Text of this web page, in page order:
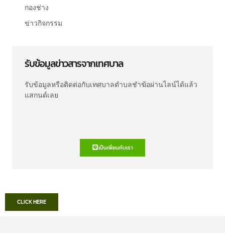
กองช่าง
ข่าวกิจกรรม
รับข้อมูลข่าวสารจากเทศบาล
รับข้อมูลหรือติดต่อกับเทศบาลตำบลชำฆ้อผ่านไลน์ได้แล้ว
แสกนด์เลย
เป็นเพื่อนกับเรา
CLICK HERE